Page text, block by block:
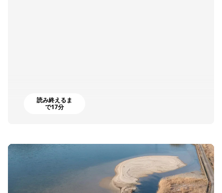
読み終えるま
で17分